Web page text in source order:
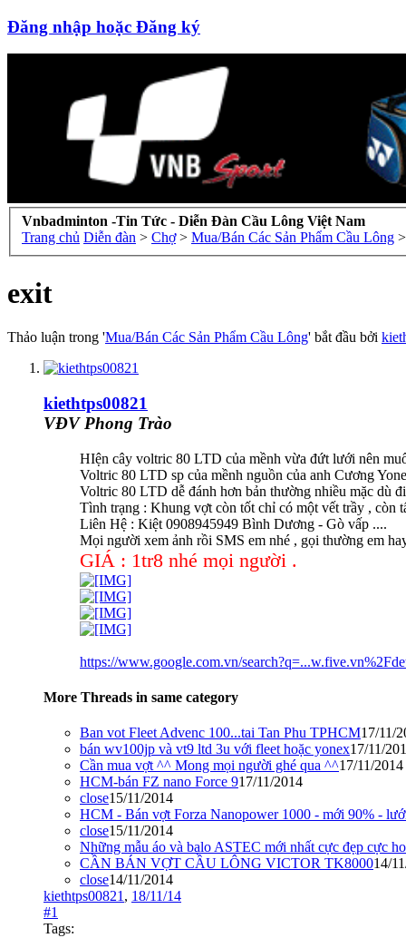
Đăng nhập hoặc Đăng ký
Vnbadminton -Tin Tức - Diễn Đàn Cầu Lông Việt Nam
Trang chủ Diễn đàn > Chợ > Mua/Bán Các Sản Phẩm Cầu Lông >
exit
Thảo luận trong 'Mua/Bán Các Sản Phẩm Cầu Lông' bắt đầu bởi
kiethtps00821
VĐV Phong Trào
HIện cây voltric 80 LTD của mềnh vừa đứt lưới nên
Voltric 80 LTD sp của mềnh nguồn của anh Cương
Voltric 80 LTD dễ đánh hơn bản thường nhiều mặc dù
Tình trạng : Khung vợt còn tốt chỉ có một vết trầy , còn
Liên Hệ : Kiệt 0908945949 Bình Dương - Gò vấp ....
Mọi người xem ảnh rồi SMS em nhé , gọi thường em
GIÁ : 1tr8 nhé mọi người .
https://www.google.com.vn/
More Threads in same category
Ban vot Fleet Advenc 100...tai Tan Phu TPHCM17/11/
bán wv100jp và vt9 ltd 3u với fleet hoặc yonex17/11/
Cần mua vợt ^^ Mong mọi người ghé qua ^^17/11/2014
HCM-bán FZ nano Force 917/11/2014
close15/11/2014
HCM - Bán vợt Forza Nanopower 1000 - mới 90% -
close15/11/2014
Những mẫu áo và balo ASTEC mới nhất cực đẹp cực
CẦN BÁN VỢT CẦU LÔNG VICTOR TK800014/
close14/11/2014
kiethtps00821 , 18/11/14
#1
Tags: